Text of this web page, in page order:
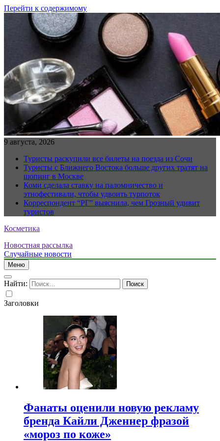
Перейти к содержимому
9 августа, 2026
Туристы раскупили все билеты на поезда из Сочи
Туристы с Ближнего Востока больше других тратят на
шопинг в Москве
Коми сделала ставку на паломничество и
этнофестивали, чтобы удвоить турпоток
Корреспондент “РГ” выяснила, чем Грозный удивит
туристов
Косметика
Новостная рассылка
Случайные новости
Меню
Найти:
Заголовки
Фанаты оценили новую рекламу
бренда Кайли Дженнер фразой
«мороз по коже»